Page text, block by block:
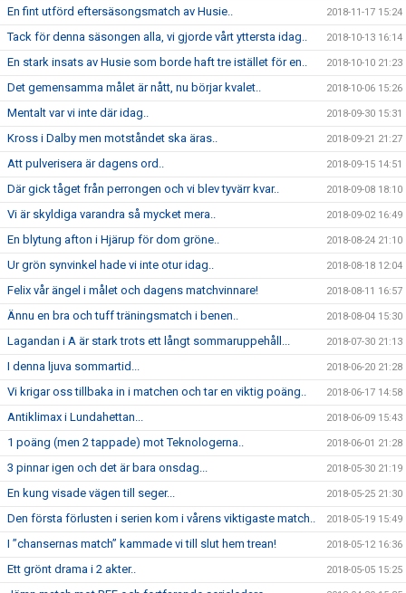
En fint utförd eftersäsongsmatch av Husie.. 2018-11-17 15:24
Tack för denna säsongen alla, vi gjorde vårt yttersta idag.. 2018-10-13 16:14
En stark insats av Husie som borde haft tre istället för en.. 2018-10-10 21:23
Det gemensamma målet är nått, nu börjar kvalet.. 2018-10-06 15:26
Mentalt var vi inte där idag.. 2018-09-30 15:31
Kross i Dalby men motståndet ska äras.. 2018-09-21 21:27
Att pulverisera är dagens ord.. 2018-09-15 14:51
Där gick tåget från perrongen och vi blev tyvärr kvar.. 2018-09-08 18:10
Vi är skyldiga varandra så mycket mera.. 2018-09-02 16:49
En blytung afton i Hjärup för dom gröne.. 2018-08-24 21:10
Ur grön synvinkel hade vi inte otur idag.. 2018-08-18 12:04
Felix vår ängel i målet och dagens matchvinnare! 2018-08-11 16:57
Ännu en bra och tuff träningsmatch i benen.. 2018-08-04 15:30
Lagandan i A är stark trots ett långt sommaruppehåll... 2018-07-30 21:13
I denna ljuva sommartid... 2018-06-20 21:28
Vi krigar oss tillbaka in i matchen och tar en viktig poäng.. 2018-06-17 14:58
Antiklimax i Lundahettan... 2018-06-09 15:43
1 poäng (men 2 tappade) mot Teknologerna.. 2018-06-01 21:28
3 pinnar igen och det är bara onsdag... 2018-05-30 21:19
En kung visade vägen till seger... 2018-05-25 21:30
Den första förlusten i serien kom i vårens viktigaste match.. 2018-05-19 15:49
I ”chansernas match” kammade vi till slut hem trean! 2018-05-12 16:36
Ett grönt drama i 2 akter.. 2018-05-05 15:25